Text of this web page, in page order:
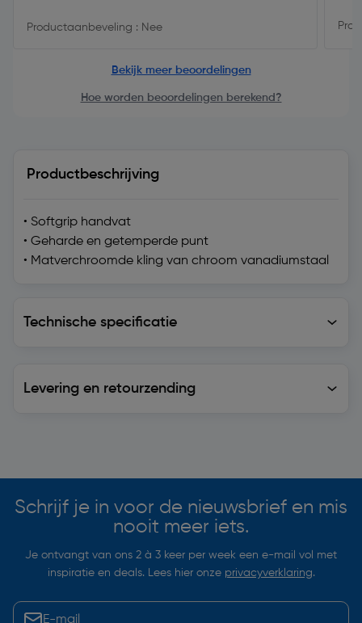
Productaanbeveling : Nee
Bekijk meer beoordelingen
Hoe worden beoordelingen berekend?
Productbeschrijving
• Softgrip handvat
• Geharde en getemperde punt
• Matverchroomde kling van chroom vanadiumstaal
Technische specificatie
Levering en retourzending
Schrijf je in voor de nieuwsbrief en mis
nooit meer iets.
Je ontvangt van ons 2 à 3 keer per week een e-mail vol met
inspiratie en deals. Lees hier onze privacyverklaring.